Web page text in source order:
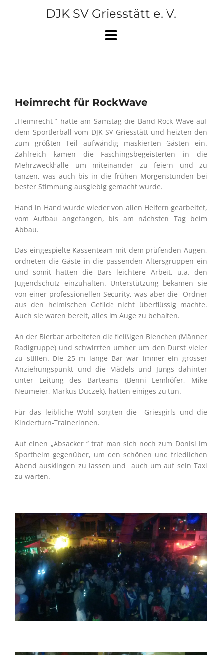
DJK SV Griesstätt e. V.
Heimrecht für RockWave
„Heimrecht “ hatte am Samstag die Band Rock Wave auf
dem Sportlerball vom DJK SV Griesstätt und heizten den
zum größten Teil aufwändig maskierten Gästen ein.
Zahlreich kamen die Faschingsbegeisterten in die
Mehrzweckhalle um miteinander zu feiern und zu
tanzen, was auch bis in die frühen Morgenstunden bei
bester Stimmung ausgiebig gemacht wurde.
Hand in Hand wurde wieder von allen Helfern gearbeitet,
vom Aufbau angefangen, bis am nächsten Tag beim
Abbau.
Das eingespielte Kassenteam mit dem prüfenden Augen,
ordneten die Gäste in die passenden Altersgruppen ein
und somit hatten die Bars leichtere Arbeit, u.a. den
Jugendschutz einzuhalten. Unterstützung bekamen sie
von einer professionellen Security, was aber die Ordner
aus den heimischen Gefilde nicht überflüssig machte.
Auch sie waren bereit, alles im Auge zu behalten.
An der Bierbar arbeiteten die fleißigen Bienchen (Männer
Radlgruppe) und schwirrten umher um den Durst vieler
zu stillen. Die 25 m lange Bar war immer ein grosser
Anziehungspunkt und die Mädels und Jungs dahinter
unter Leitung des Barteams (Benni Lemhöfer, Mike
Neumeier, Markus Duczek), hatten einiges zu tun.
Für das leibliche Wohl sorgten die Griesgirls und die
Kinderturn-Trainerinnen.
Auf einen „Absacker “ traf man sich noch zum Donisl im
Sportheim gegenüber, um den schönen und friedlichen
Abend ausklingen zu lassen und auch um auf sein Taxi
zu warten.